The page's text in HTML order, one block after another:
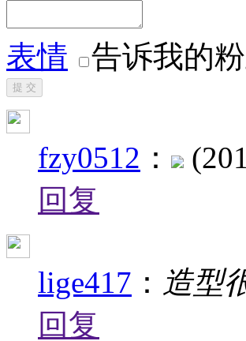
表情 告诉我的
提 交
fzy0512 ：
回复
lige417 ： 造型
回复